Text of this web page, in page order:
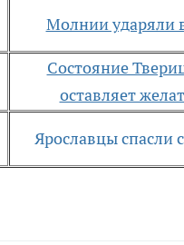
Молнии ударяли
Состояние
оставляет
Ярославцы спасли